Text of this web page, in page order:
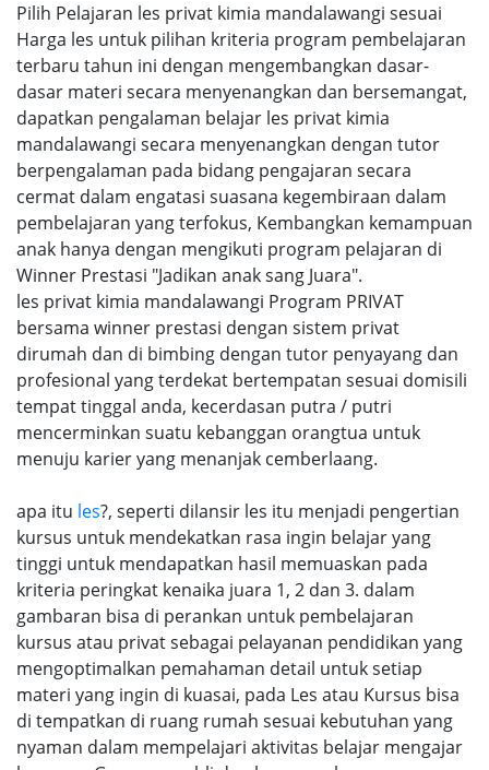
Pilih Pelajaran les privat kimia mandalawangi sesuai
Harga les untuk pilihan kriteria program pembelajaran
terbaru tahun ini dengan mengembangkan dasar-
dasar materi secara menyenangkan dan bersemangat,
dapatkan pengalaman belajar les privat kimia
mandalawangi secara menyenangkan dengan tutor
berpengalaman pada bidang pengajaran secara
cermat dalam engatasi suasana kegembiraan dalam
pembelajaran yang terfokus, Kembangkan kemampuan
anak hanya dengan mengikuti program pelajaran di
Winner Prestasi "Jadikan anak sang Juara".
les privat kimia mandalawangi Program PRIVAT
bersama winner prestasi dengan sistem privat
dirumah dan di bimbing dengan tutor penyayang dan
profesional yang terdekat bertempatan sesuai domisili
tempat tinggal anda, kecerdasan putra / putri
mencerminkan suatu kebanggan orangtua untuk
menuju karier yang menanjak cemberlaang.
apa itu les?, seperti dilansir les itu menjadi pengertian
kursus untuk mendekatkan rasa ingin belajar yang
tinggi untuk mendapatkan hasil memuaskan pada
kriteria peringkat kenaika juara 1, 2 dan 3. dalam
gambaran bisa di perankan untuk pembelajaran
kursus atau privat sebagai pelayanan pendidikan yang
mengoptimalkan pemahaman detail untuk setiap
materi yang ingin di kuasai, pada Les atau Kursus bisa
di tempatkan di ruang rumah sesuai kebutuhan yang
nyaman dalam mempelajari aktivitas belajar mengajar